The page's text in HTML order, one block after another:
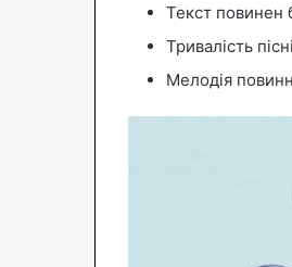
Текст повинен
Тривалість
Мелодія